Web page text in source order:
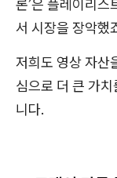
론’은 플레이리
서 시장을 장악했
저희도 영상 자산
심으로 더 큰 가
니다.